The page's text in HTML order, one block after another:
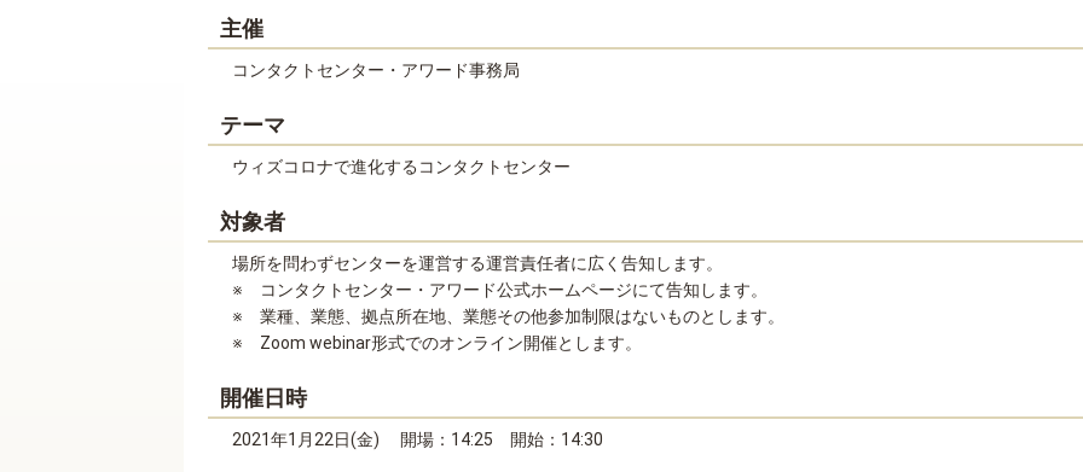
主催
コンタクトセンター・アワード事務局
テーマ
ウィズコロナで進化するコンタクトセンター
対象者
場所を問わずセンターを運営する運営責任者に広く告知します。
※ コンタクトセンター・アワード公式ホームページにて告知します。
※ 業種、業態、拠点所在地、業態その他参加制限はないものとします。
※ Zoom webinar形式でのオンライン開催とします。
開催日時
2021年1月22日(金) 開場：14:25 開始：14:30